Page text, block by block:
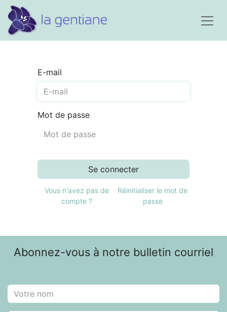
E-mail
Mot de passe
Se connecter
Vous n'avez pas de
compte ?
Réinitialiser le mot de
passe
Abonnez-vous à notre bulletin courriel